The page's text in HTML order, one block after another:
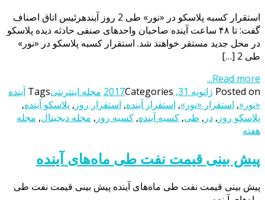
استقرار کسبه پلاسکو در «نور» طی 2 روز آیندهرئیس اتاق اصناف
گفت: تا ۴۸ ساعت آینده صاحبان واحدهای صنفی حادثه دیده پلاسکو
در محل جدید مستقر خواهند شد. استقرار کسبه پلاسکو در «نور»
طی 2 […]
Read more...
Posted on ژانویه 31, 2017 Categories مجله اینترنتیTags آینده
«نور», استقرار «نور», استقرار آینده, استقرار روز , پلاسکو آینده,
پلاسکو روز , در , طی, کسبه آینده, کسبه روز , مجله دیجیتال, مجله
هفته
پیش بینی قیمت نفت طی ماه‌های آینده
پیش بینی قیمت نفت طی ماه‌های آینده پیش بینی قیمت نفت طی